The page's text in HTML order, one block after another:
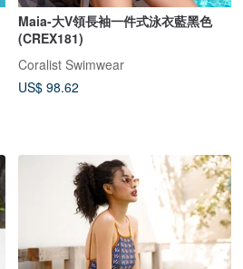
Maia-大V領長袖一件式泳衣藍黑色
(CREX181)
Coralist Swimwear
US$ 98.62